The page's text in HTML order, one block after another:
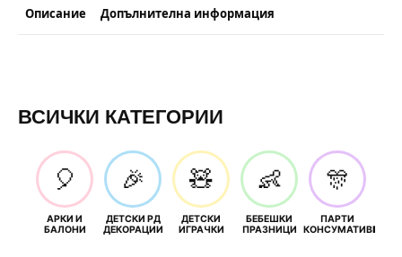
Описание Допълнителна информация
ВСИЧКИ КАТЕГОРИИ
🎈
АРКИ И
БАЛОНИ
🎉
ДЕТСКИ РД
ДЕКОРАЦИИ
🧸
ДЕТСКИ
ИГРАЧКИ
👶
БЕБЕШКИ
ПРАЗНИЦИ
🎊
ПАРТИ
КОНСУМАТИВИ